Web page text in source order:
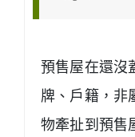
預售屋在還沒
牌、戶籍，非
物牽扯到預售